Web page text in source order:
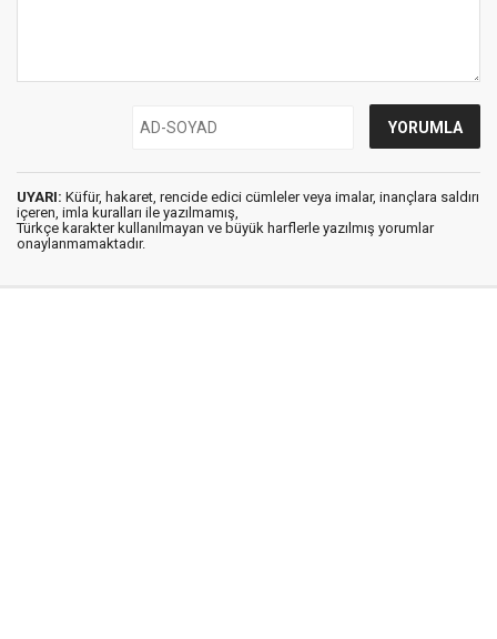
UYARI: Küfür, hakaret, rencide edici cümleler veya imalar, inançlara saldırı
içeren, imla kuralları ile yazılmamış,
Türkçe karakter kullanılmayan ve büyük harflerle yazılmış yorumlar
onaylanmamaktadır.